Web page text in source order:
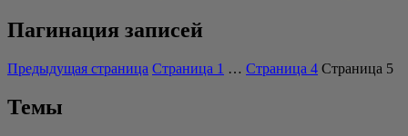
Пагинация записей
Предыдущая страница Страница 1 … Страница 4 Страница 5
Темы